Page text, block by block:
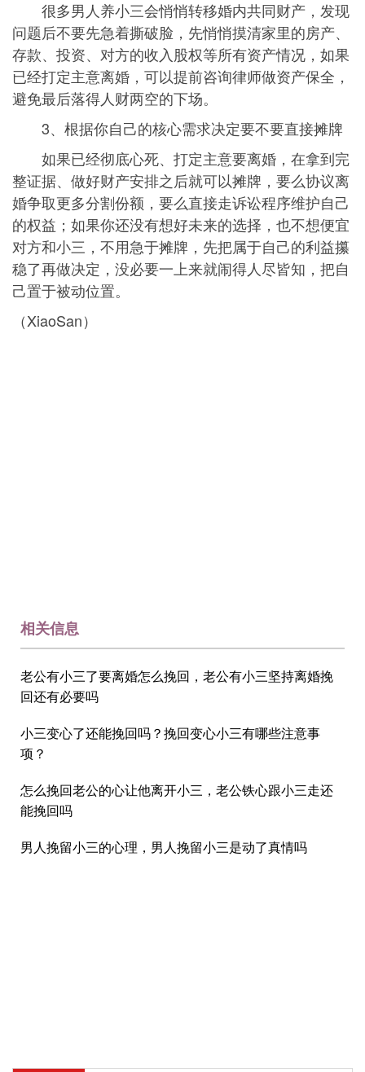
很多男人养小三会悄悄转移婚内共同财产，发现
问题后不要先急着撕破脸，先悄悄摸清家里的房产、
存款、投资、对方的收入股权等所有资产情况，如果
已经打定主意离婚，可以提前咨询律师做资产保全，
避免最后落得人财两空的下场。
3、根据你自己的核心需求决定要不要直接摊牌
如果已经彻底心死、打定主意要离婚，在拿到完
整证据、做好财产安排之后就可以摊牌，要么协议离
婚争取更多分割份额，要么直接走诉讼程序维护自己
的权益；如果你还没有想好未来的选择，也不想便宜
对方和小三，不用急于摊牌，先把属于自己的利益攥
稳了再做决定，没必要一上来就闹得人尽皆知，把自
己置于被动位置。
（XiaoSan）
相关信息
老公有小三了要离婚怎么挽回，老公有小三坚持离婚挽
回还有必要吗
小三变心了还能挽回吗？挽回变心小三有哪些注意事
项？
怎么挽回老公的心让他离开小三，老公铁心跟小三走还
能挽回吗
男人挽留小三的心理，男人挽留小三是动了真情吗